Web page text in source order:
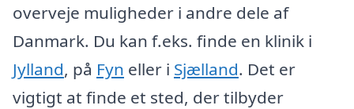
overveje muligheder i andre dele af
Danmark. Du kan f.eks. finde en klinik i
Jylland, på Fyn eller i Sjælland. Det er
vigtigt at finde et sted, der tilbyder